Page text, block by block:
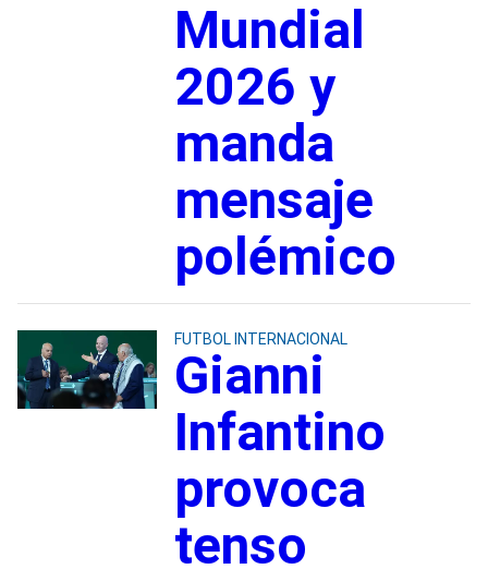
Mundial
2026 y
manda
mensaje
polémico
FUTBOL INTERNACIONAL
Gianni
Infantino
provoca
tenso